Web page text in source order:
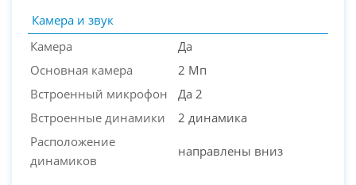
Камера и звук
Камера
Да
Основная камера
2 Мп
Встроенный микрофон
Да 2
Встроенные динамики
2 динамика
Расположение
динамиков
направлены вниз